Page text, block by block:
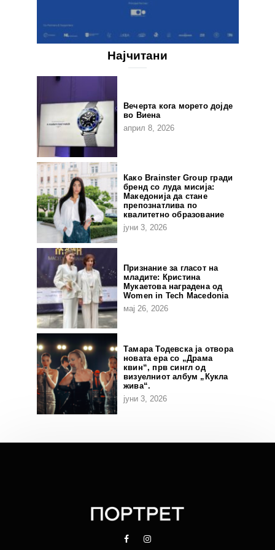
Најчитани
Вечерта кога морето дојде
во Виена
април 8, 2026
Како Brainster Group гради
бренд со луда мисија:
Македонија да стане
препознатлива по
квалитетно образование
јуни 3, 2026
Признание за гласот на
младите: Кристина
Мукаетова наградена од
Women in Tech Macedonia
мај 26, 2026
Тамара Тодевска ја отвора
новата ера со „Драма
квин“, прв сингл од
визуелниот албум „Кукла
жива“.
јуни 3, 2026